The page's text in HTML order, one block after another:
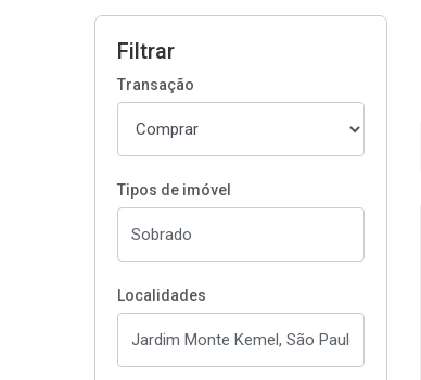
Filtrar
Transação
Tipos de imóvel
Localidades